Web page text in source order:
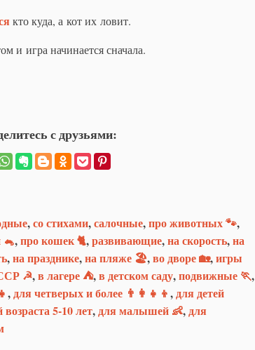
кто куда, а кот их ловит.
и игра начинается сначала.
с друзьями:
,со стихами,салочные,про животных 🐾,
,про кошек 🐈,развивающие,на скорость,на
,на празднике,на пляже 🏖,во дворе 🏡,игры
☭,в лагере ⛺,в детском саду,подвижные 🏃,
,для четверых и более 👨‍👩‍👧‍👦,для детей
возраста 5-10 лет,для малышей 👶,для